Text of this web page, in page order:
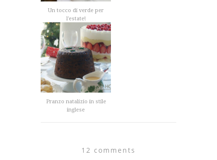
Un tocco di verde per
l'estate!
Pranzo natalizio in stile
inglese
12 comments